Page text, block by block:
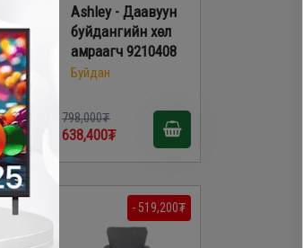
Ashley - Даавуун
буйдангийн хөл
амраагч 9210408
Буйдан
798,000₮
638,400₮
- 519,200₮